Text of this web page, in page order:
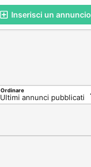
Inserisci un annuncio
Ordinare